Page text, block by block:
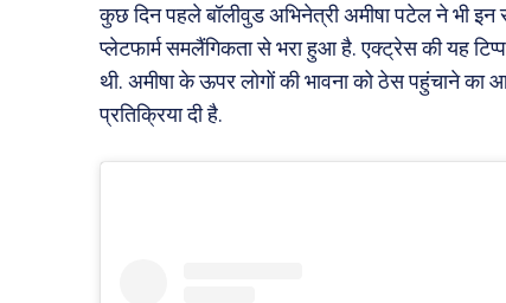
कुछ दिन पहले बॉलीवुड अभिनेत्री अमीषा पटेल ने भी इन
प्लेटफार्म समलैंगिकता से भरा हुआ है. एक्ट्रेस की यह
थी. अमीषा के ऊपर लोगों की भावना को ठेस पहुंचाने का
प्रतिक्रिया दी है.